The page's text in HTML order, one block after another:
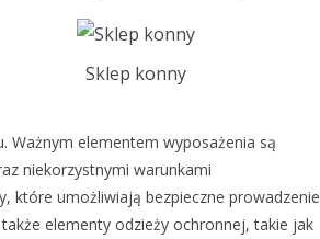
Sklep konny
Ważnym elementem wyposażenia są
niekorzystnymi warunkami
które umożliwiają bezpieczne prowadzenie
elementy odzieży ochronnej, takie jak